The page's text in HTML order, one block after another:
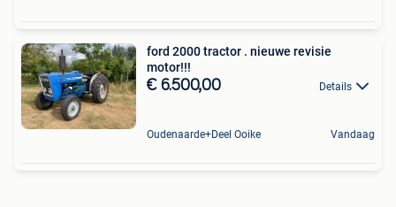
ford 2000 tractor . nieuwe revisie
motor!!!
€ 6.500,00 Details
Oudenaarde+Deel Ooike Vandaag